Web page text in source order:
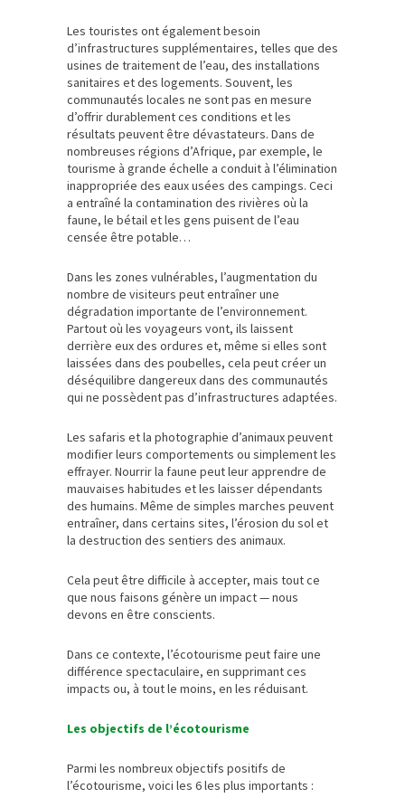
Les touristes ont également besoin
d’infrastructures supplémentaires, telles que des
usines de traitement de l’eau, des installations
sanitaires et des logements. Souvent, les
communautés locales ne sont pas en mesure
d’offrir durablement ces conditions et les
résultats peuvent être dévastateurs. Dans de
nombreuses régions d’Afrique, par exemple, le
tourisme à grande échelle a conduit à l’élimination
inappropriée des eaux usées des campings. Ceci
a entraîné la contamination des rivières où la
faune, le bétail et les gens puisent de l’eau
censée être potable…
Dans les zones vulnérables, l’augmentation du
nombre de visiteurs peut entraîner une
dégradation importante de l’environnement.
Partout où les voyageurs vont, ils laissent
derrière eux des ordures et, même si elles sont
laissées dans des poubelles, cela peut créer un
déséquilibre dangereux dans des communautés
qui ne possèdent pas d’infrastructures adaptées.
Les safaris et la photographie d’animaux peuvent
modifier leurs comportements ou simplement les
effrayer. Nourrir la faune peut leur apprendre de
mauvaises habitudes et les laisser dépendants
des humains. Même de simples marches peuvent
entraîner, dans certains sites, l’érosion du sol et
la destruction des sentiers des animaux.
Cela peut être difficile à accepter, mais tout ce
que nous faisons génère un impact — nous
devons en être conscients.
Dans ce contexte, l’écotourisme peut faire une
différence spectaculaire, en supprimant ces
impacts ou, à tout le moins, en les réduisant.
Les objectifs de l’écotourisme
Parmi les nombreux objectifs positifs de
l’écotourisme, voici les 6 les plus importants :